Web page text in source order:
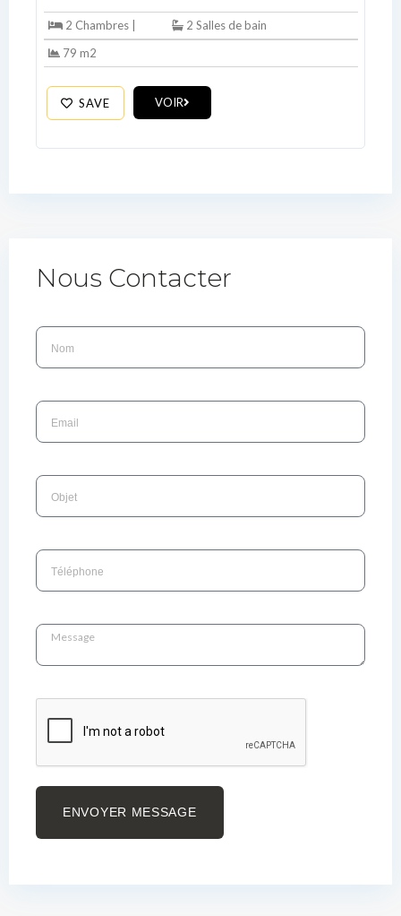
2 Chambres |
2 Salles de bain
79 m2
SAVE VOIR
Nous Contacter
ENVOYER MESSAGE